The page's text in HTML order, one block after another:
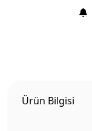
Ürün Bilgisi